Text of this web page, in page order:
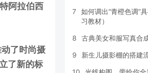
阿拉伯西
了时尚摄
了新的标
7 如何调出“青橙色调”
习教材）
8 古典美女和服写真合
9 新生儿摄影棚的搭建